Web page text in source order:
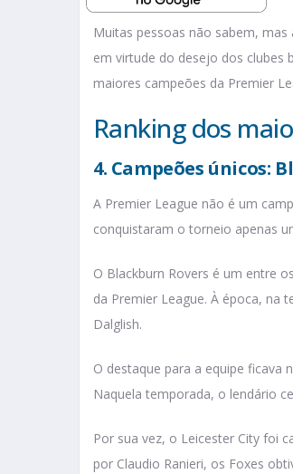
Muitas pessoas não sabem,
em virtude do desejo dos clubes
maiores campeões da Premier
Ranking dos
4. Campeões únicos:
A Premier League não é um
conquistaram o torneio apenas
O Blackburn Rovers é um entre
da Premier League. À época, na
Dalglish.
O destaque para a equipe ficava
Naquela temporada, o lendário
Por sua vez, o Leicester City foi
por Claudio Ranieri, os Foxes